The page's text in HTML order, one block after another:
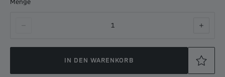
Menge
1
IN DEN WARENKORB